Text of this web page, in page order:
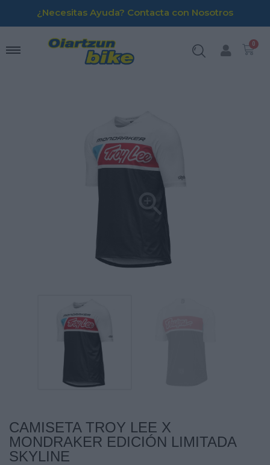
¿Necesitas Ayuda? Contacta con Nosotros

CAMISETA TROY LEE X
MONDRAKER EDICIÓN LIMITADA
SKYLINE